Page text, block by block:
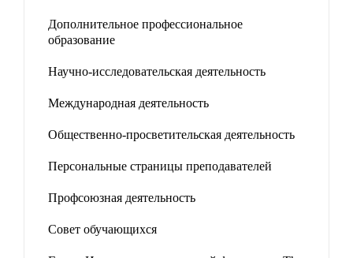
Дополнительное профессиональное
образование
Научно-исследовательская деятельность
Международная деятельность
Общественно-просветительская деятельность
Персональные страницы преподавателей
Профсоюзная деятельность
Совет обучающихся